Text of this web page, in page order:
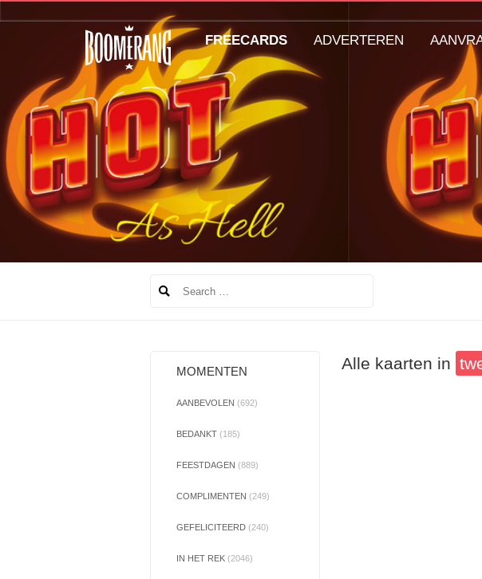
MOMENTEN
AANBEVOLEN (692)
BEDANKT (185)
FEESTDAGEN (889)
COMPLIMENTEN (249)
GEFELICITEERD (240)
IN HET REK (2046)
Alle kaarten in
FREECARDS ADVERTEREN